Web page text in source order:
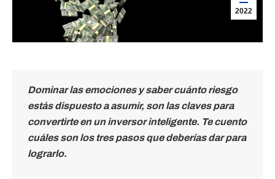
2022
Dominar las emociones y saber cuánto riesgo
estás dispuesto a asumir, son las claves para
convertirte en un inversor inteligente. Te cuento
cuáles son los tres pasos que deberías dar para
lograrlo.